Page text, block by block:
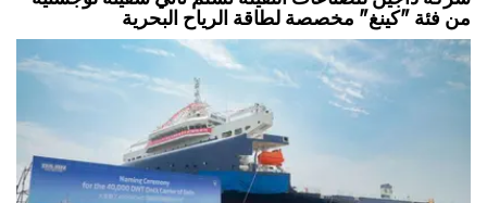
من فئة "كينغ" مخصصة لطاقة الرياح البحرية